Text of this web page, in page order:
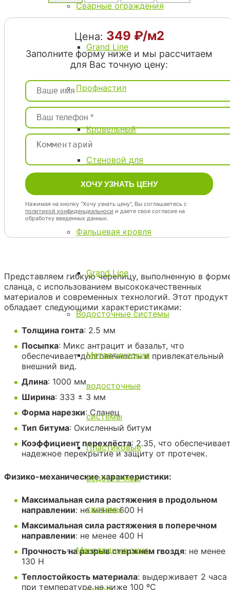
Сварные ограждения
Grand Line
Профнастил
Кровельный
Стеновой для
Фальцевая кровля
Grand Line
Водосточные системы
Металлические
водосточные
системы
Пластиковые
водосточные
системы
Мансардные окна
Цена: 349 ₽/м2
Заполните форму ниже и мы рассчитаем
для Вас точную цену:
Нажимая на кнопку "Хочу узнать цену", Вы соглашаетесь с
политикой конфиденциальноси и даете свое согласие на
обработку введенных данных.
Представляем гибкую черепицу, выполненную в
сланца, с использованием высококачественных
материалов и современных технологий. Этот продукт
обладает следующими характеристиками:
Толщина гонта: 2.5 мм
Посыпка: Микс антрацит и базальт, что
обеспечивает долговечность и привлекательный
внешний вид.
Длина: 1000 мм
Ширина: 333 ± 3 мм
Форма нарезки: Сланец
Тип битума: Окисленный битум
Коэффициент перехлёста: 2.35, что
надежное перекрытие и защиту от протечек.
Физико-механические характеристики:
Максимальная сила растяжения в продольном
направлении: не менее 600 Н
Максимальная сила растяжения в поперечном
направлении: не менее 400 Н
Прочность на разрыв стержнем гвоздя: не менее
130 Н
Теплостойкость материала: выдерживает 2 часа
при температуре не ниже 100 ºС